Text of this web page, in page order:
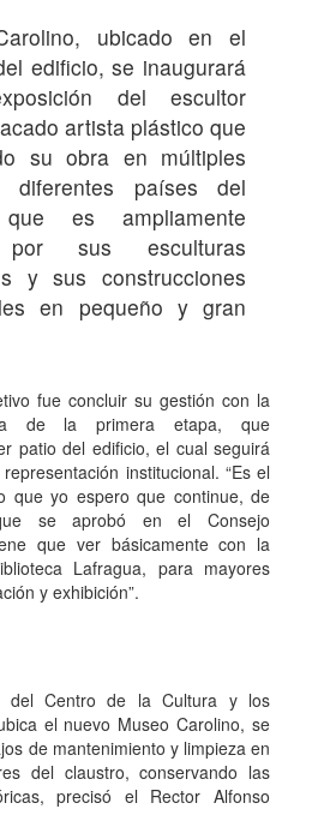
ubicado en el
edificio, se inaugurará
del escultor
artista plástico que
su obra en múltiples
diferentes países del
es ampliamente
por sus esculturas
y sus construcciones
en pequeño y gran
fue concluir su gestión con la
de la primera etapa, que
patio del edificio, el cual seguirá
institucional. “Es el
que yo espero que continue, de
se aprobó en el Consejo
que ver básicamente con la
Lafragua, para mayores
y exhibición”.
del Centro de la Cultura y los
el nuevo Museo Carolino, se
de mantenimiento y limpieza en
del claustro, conservando las
precisó el Rector Alfonso